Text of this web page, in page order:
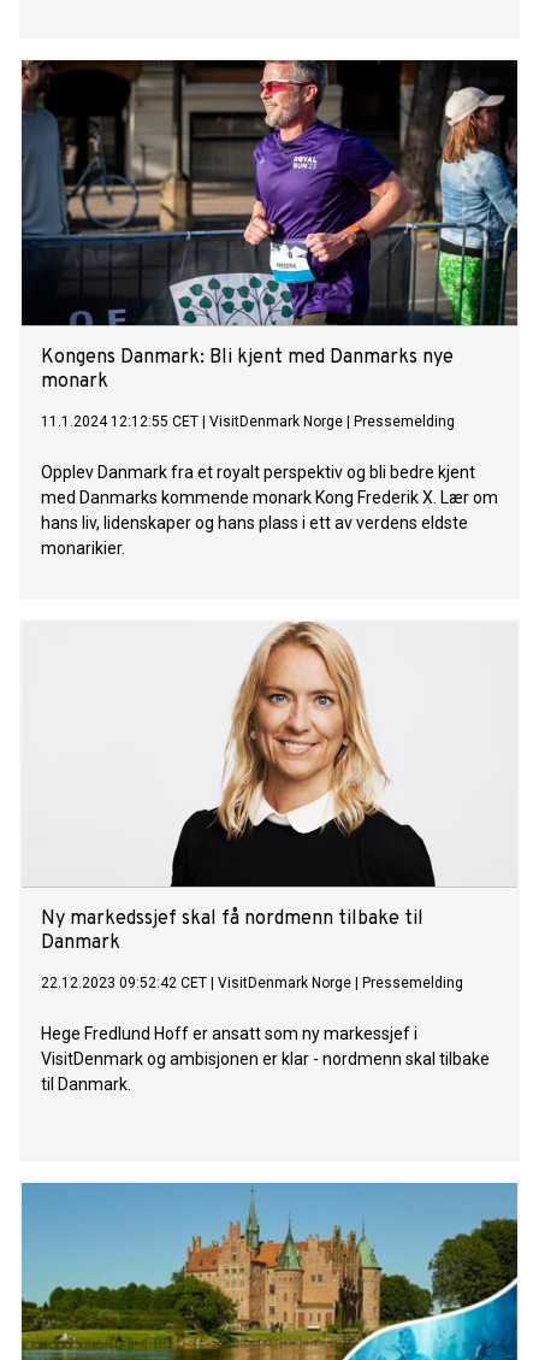
Kongens Danmark: Bli kjent med Danmarks nye
monark
11.1.2024 12:12:55 CET VisitDenmark Norge Pressemelding
Opplev Danmark fra et royalt perspektiv og bli bedre kjent
med Danmarks kommende monark Kong Frederik X. Lær om
hans liv, lidenskaper og hans plass i ett av verdens eldste
monarikier.
Ny markedssjef skal få nordmenn tilbake til
Danmark
22.12.2023 09:52:42 CET VisitDenmark Norge Pressemelding
Hege Fredlund Hoff er ansatt som ny markessjef i
VisitDenmark og ambisjonen er klar - nordmenn skal tilbake
til Danmark.